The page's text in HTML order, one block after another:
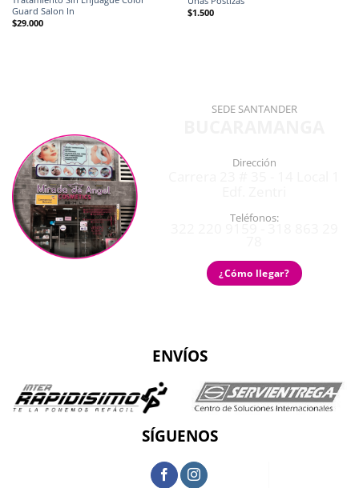
Guard Salon In
$29.000
$1.500
SEDE SANTANDER
Dirección
Teléfonos:
¿Cómo llegar?
ENVÍOS
SÍGUENOS